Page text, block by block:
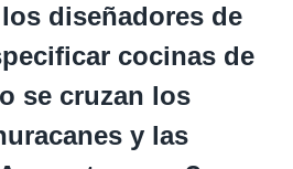
diseñadores de
cocinas de
se cruzan los
y las